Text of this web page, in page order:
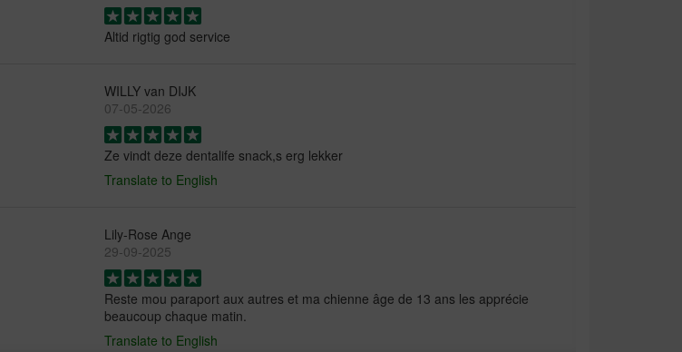
Altid rigtig god service
WILLY van DIJK
07-05-2026
Ze vindt deze dentalife snack,s erg lekker
Translate to English
Lily-Rose Ange
29-09-2025
Reste mou paraport aux autres et ma chienne âge de 13 ans les apprécie
beaucoup chaque matin.
Translate to English